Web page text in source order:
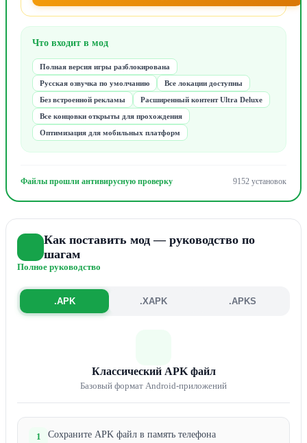
Что входит в мод
Полная версия игры разблокирована
Русская озвучка по умолчанию
Все локации доступны
Без встроенной рекламы
Расширенный контент Ultra Deluxe
Все концовки открыты для прохождения
Оптимизация для мобильных платформ
Файлы прошли антивирусную проверку 9152 установок
Как поставить мод — руководство по
шагам
Полное руководство
.APK .XAPK .APKS
Классический APK файл
Базовый формат Android-приложений
1 Сохраните APK файл в память телефона